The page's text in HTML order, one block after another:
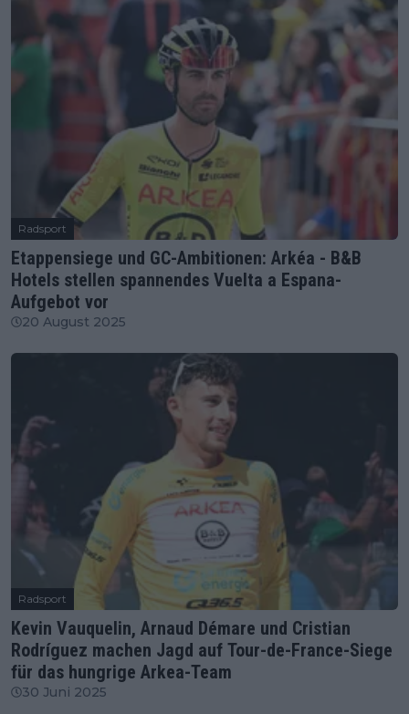
Radsport
Etappensiege und GC-Ambitionen: Arkéa - B&B
Hotels stellen spannendes Vuelta a Espana-
Aufgebot vor
20 August 2025
Radsport
Kevin Vauquelin, Arnaud Démare und Cristian
Rodríguez machen Jagd auf Tour-de-France-Siege
für das hungrige Arkea-Team
30 Juni 2025